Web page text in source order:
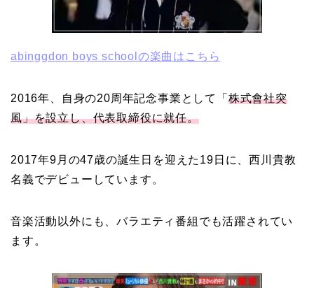
abinggdon boys schoolの楽曲はこちら
2016年、自身の20周年記念事業として「 株式會社突
風」を設立し、代表取締役に就任。
2017年9月の47歳の誕生日を迎えた19日に、西川貴教
名義でデビューしています。
音楽活動以外にも、バラエティ番組でも活躍されてい
ます。